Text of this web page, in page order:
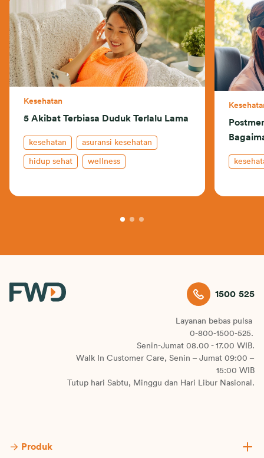
Kesehatan
5 Akibat Terbiasa Duduk Terlalu Lama
kesehatan asuransi kesehatan
hidup sehat wellness
1500 525
Layanan bebas pulsa
0-800-1500-525.
Senin-Jumat 08.00 - 17.00 WIB.
Walk In Customer Care, Senin – Jumat 09:00 –
15:00 WIB
Tutup hari Sabtu, Minggu dan Hari Libur Nasional.
Produk